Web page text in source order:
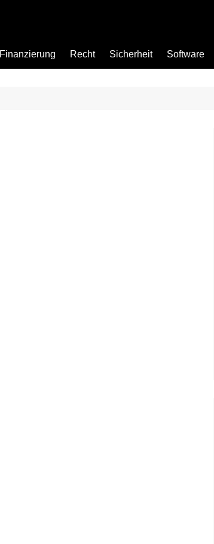
Finanzierung Recht Sicherheit Software